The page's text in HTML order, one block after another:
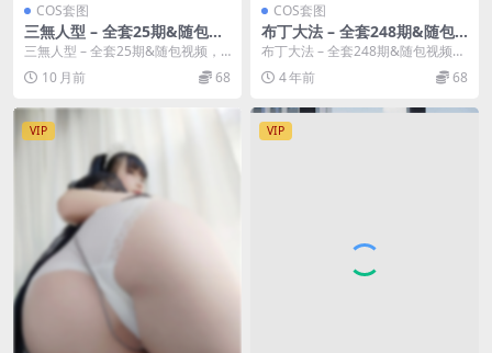
COS套图
三無人型 – 全套25期&随包视
频
三無人型 – 全套25期&随包视频，
合集分类：COS套图、合集模特：
三無...10 月前 68
COS套图
布丁大法 – 全套248期&随包
视频
布丁大法 – 全套248期&随包视频，
合集分类：COS套图、合集模特：
布...4 年前 68
VIP VIP